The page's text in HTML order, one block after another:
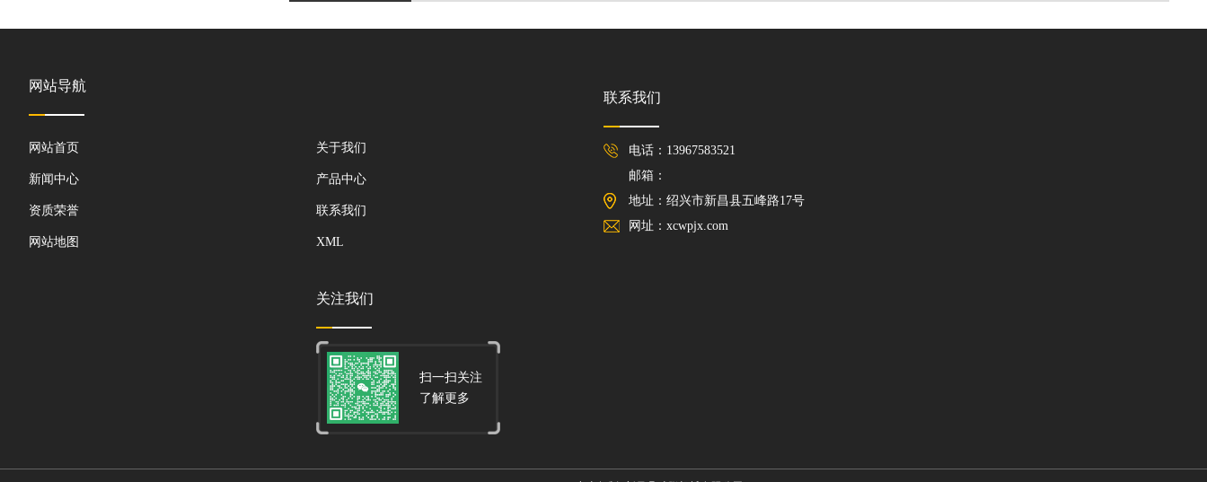
网站导航
网站首页 关于我们
新闻中心 产品中心
资质荣誉 联系我们
网站地图 XML
联系我们
电话：13967583521
邮箱：
地址：绍兴市新昌县五峰路17号
网址：xcwpjx.com
关注我们
扫一扫关注
了解更多